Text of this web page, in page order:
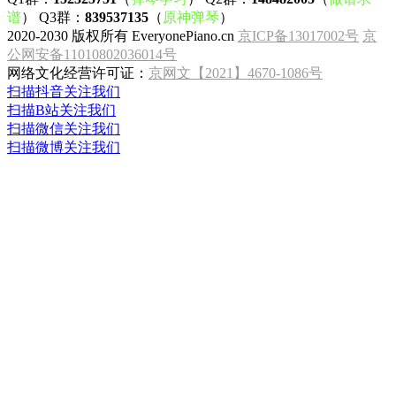
谱） Q3群： 839537135 （ 原神弹琴）
2020-2030 版权所有 EveryonePiano.cn 京ICP备13017002号 京
公网安备11010802036014号
网络文化经营许可证： 京网文【2021】4670-1086号
扫描抖音关注我们
扫描B站关注我们
扫描微信关注我们
扫描微博关注我们